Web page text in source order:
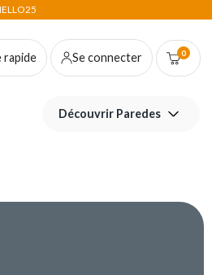
rapide Se connecter 0
Découvrir Paredes